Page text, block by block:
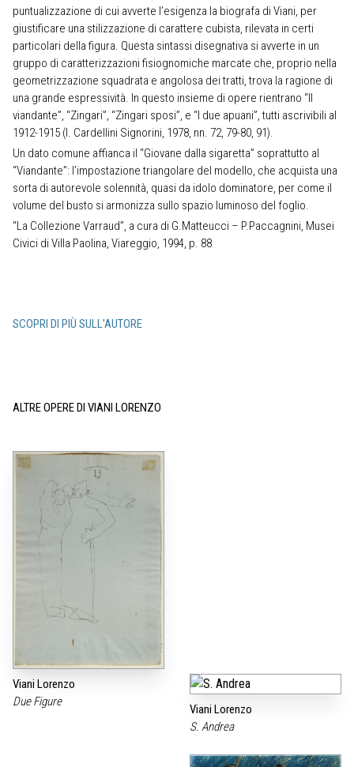
puntualizzazione di cui avverte l’esigenza la biografa di Viani, per
giustificare una stilizzazione di carattere cubista, rilevata in certi
particolari della figura. Questa sintassi disegnativa si avverte in un
gruppo di caratterizzazioni fisiognomiche marcate che, proprio nella
geometrizzazione squadrata e angolosa dei tratti, trova la ragione di
una grande espressività. In questo insieme di opere rientrano “Il
viandante”, “Zingari”, “Zingari sposi”, e “I due apuani”, tutti ascrivibili al
1912-1915 (I. Cardellini Signorini, 1978, nn. 72, 79-80, 91).
Un dato comune affianca il “Giovane dalla sigaretta” soprattutto al
“Viandante”: l’impostazione triangolare del modello, che acquista una
sorta di autorevole solennità, quasi da idolo dominatore, per come il
volume del busto si armonizza sullo spazio luminoso del foglio.
“La Collezione Varraud”, a cura di G.Matteucci – P.Paccagnini, Musei
Civici di Villa Paolina, Viareggio, 1994, p. 88
SCOPRI DI PIÙ SULL'AUTORE
ALTRE OPERE DI VIANI LORENZO
Viani Lorenzo
Due Figure
Viani Lorenzo
S. Andrea